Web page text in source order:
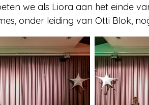
we als Liora aan het einde
onder leiding van Otti Blok,